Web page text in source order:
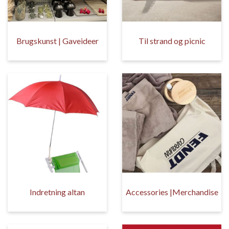
Brugskunst | Gaveideer Til strand og picnic
Indretning altan Accessories |Merchandise